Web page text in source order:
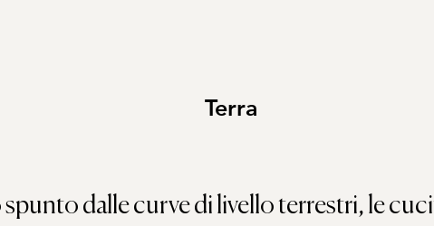
Terra
dalle curve di livello terrestri, le